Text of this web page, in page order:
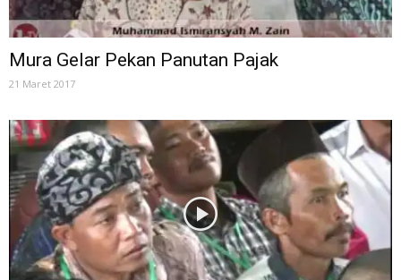
Mura Gelar Pekan Panutan Pajak
21 Maret 2017